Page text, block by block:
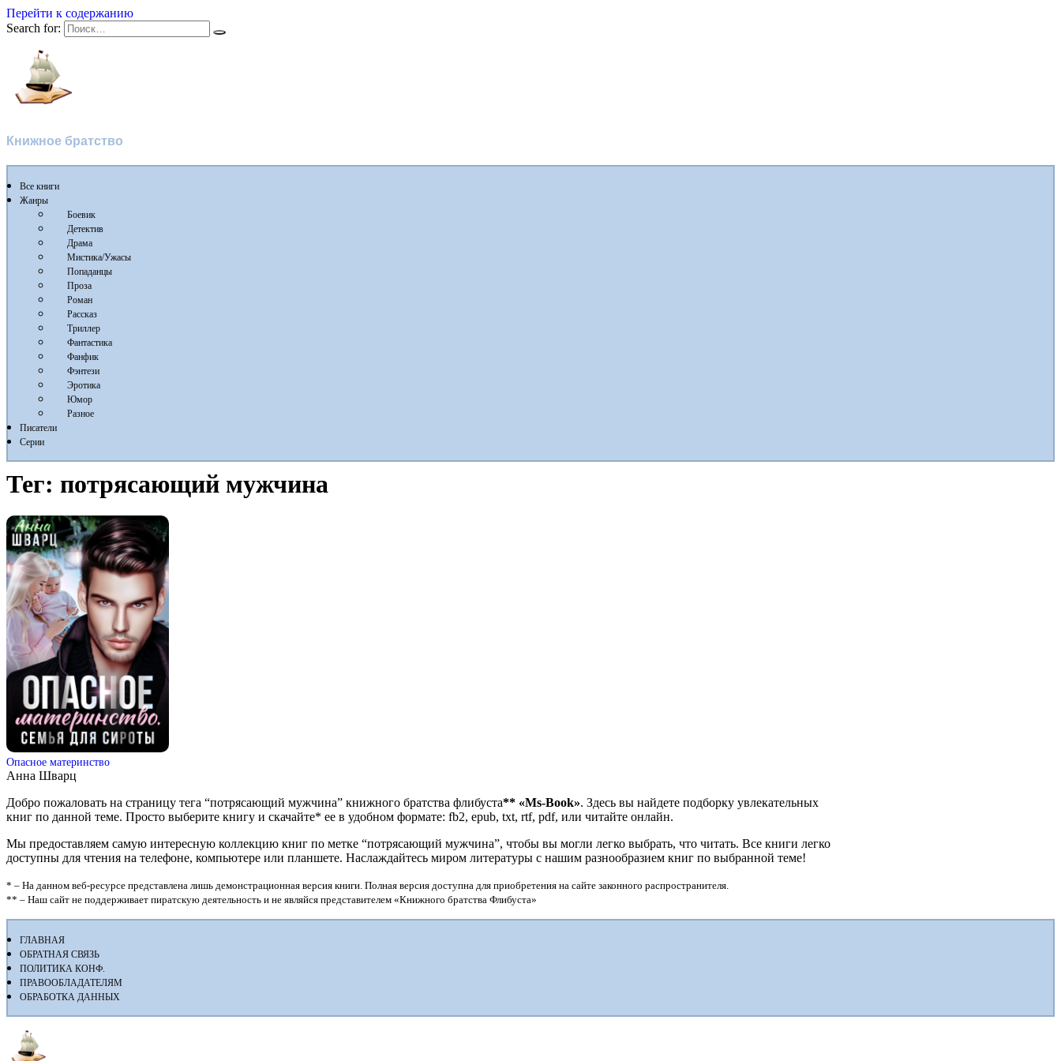
Перейти к содержанию
Search for:
Книжное братство
Все книги
Жанры
Боевик
Детектив
Драма
Мистика/Ужасы
Попаданцы
Проза
Роман
Рассказ
Триллер
Фантастика
Фанфик
Фэнтези
Эротика
Юмор
Разное
Писатели
Серии
Тег: потрясающий мужчина
Опасное материнство
Анна Шварц
Добро пожаловать на страницу тега “потрясающий мужчина” книжного братства флибуста** «Ms-Book». Здесь вы найдете подборку увлекательных
книг по данной теме. Просто выберите книгу и скачайте* ее в удобном формате: fb2, epub, txt, rtf, pdf, или читайте онлайн.
Мы предоставляем самую интересную коллекцию книг по метке “потрясающий мужчина”, чтобы вы могли легко выбрать, что читать. Все книги легко
доступны для чтения на телефоне, компьютере или планшете. Наслаждайтесь миром литературы с нашим разнообразием книг по выбранной теме!
* – На данном веб-ресурсе представлена лишь демонстрационная версия книги. Полная версия доступна для приобретения на сайте законного распространителя.
** – Наш сайт не поддерживает пиратскую деятельность и не являйся представителем «Книжного братства Флибуста»
ГЛАВНАЯ
ОБРАТНАЯ СВЯЗЬ
ПОЛИТИКА КОНФ.
ПРАВООБЛАДАТЕЛЯМ
ОБРАБОТКА ДАННЫХ